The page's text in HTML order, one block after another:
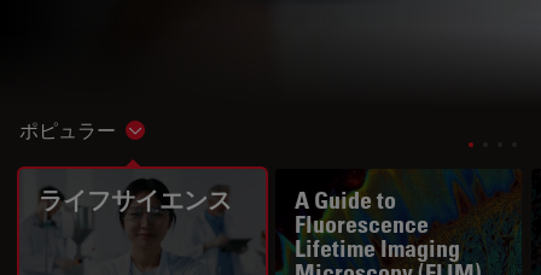
ポピュラー Show subnavigation
ライフサイエンス
A Guide to
Fluorescence
Lifetime Imaging